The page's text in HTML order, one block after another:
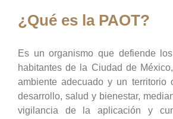
¿Qué es la PAOT?
Es un organismo que defiende
habitantes de la Ciudad de
ambiente adecuado y un territorio
desarrollo, salud y bienestar,
vigilancia de la aplicación y